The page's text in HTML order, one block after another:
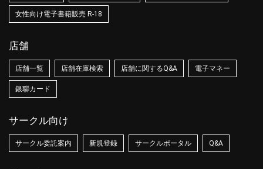
女性向け電子書籍販売 R-18
店舗
店舗一覧 店舗在庫検索 店舗に関するQ&A 電子マネー
銀聯カード
サークル向け
サークル委託案内 新規登録 サークルポータル Q&A